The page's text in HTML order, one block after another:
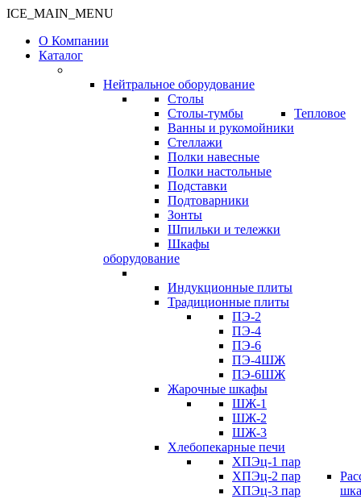
ICE_MAIN_MENU
О Компании
Каталог
Нейтральное оборудование
Столы
Столы-тумбы
Ванны и рукомойники
Стеллажи
Полки навесные
Полки настольные
Подставки
Подтоварники
Зонты
Шпильки и тележки
Шкафы
Тепловое
оборудование
Индукционные плиты
Традиционные плиты
ПЭ-2
ПЭ-4
ПЭ-6
ПЭ-4ШЖ
ПЭ-6ШЖ
Жарочные шкафы
ШЖ-1
ШЖ-2
ШЖ-3
Хлебопекарные печи
ХПЭц-1 пар
ХПЭц-2 пар
ХПЭц-3 пар